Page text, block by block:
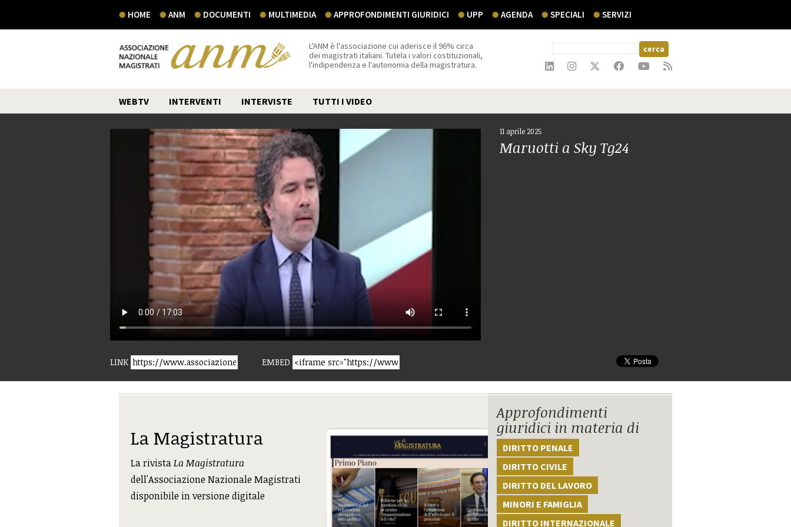
HOME ANM DOCUMENTI MULTIMEDIA APPROFONDIMENTI GIURIDICI UPP AGENDA SPECIALI SERVIZI
L'ANM è l'associazione cui aderisce il 96% circa
dei magistrati italiani. Tutela i valori costituzionali,
l'indipendenza e l'autonomia della magistratura.
WEBTV INTERVENTI INTERVISTE TUTTI I VIDEO
11 aprile 2025
Maruotti a Sky Tg24
LINK EMBED
La Magistratura
La rivistaLa Magistratura
dell'Associazione Nazionale Magistrati
disponibile in versione digitale
Approfondimenti
giuridici in materia di
DIRITTO PENALE
DIRITTO CIVILE
DIRITTO DEL LAVORO
MINORI E FAMIGLIA
DIRITTO INTERNAZIONALE